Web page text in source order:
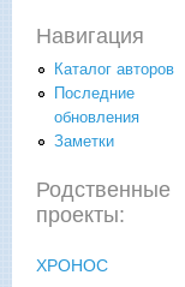
Навигация
Каталог авторов
Последние
обновления
Заметки
Родственные
проекты:
ХРОНОС